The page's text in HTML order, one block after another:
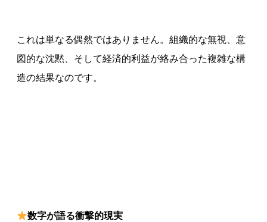
これは単なる偶然ではありません。組織的な無視、意
図的な沈黙、そして経済的利益が絡み合った複雑な構
造の結果なのです。
数字が語る衝撃的現実